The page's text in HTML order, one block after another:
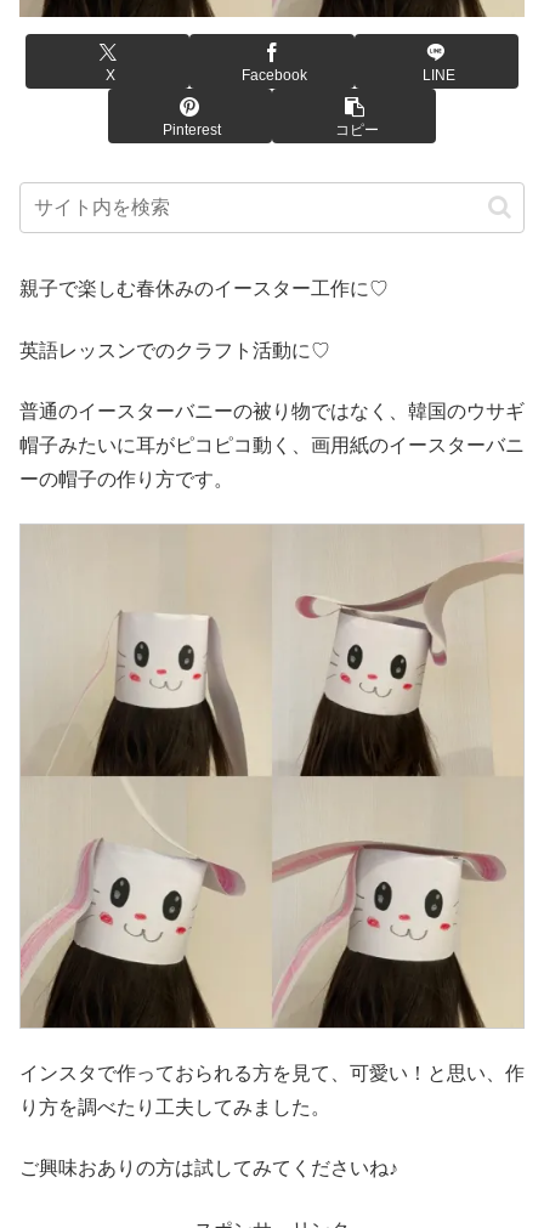
X Facebook LINE
Pinterest コピー
親子で楽しむ春休みのイースター工作に♡
英語レッスンでのクラフト活動に♡
普通のイースターバニーの被り物ではなく、韓国のウサギ
帽子みたいに耳がピコピコ動く、画用紙のイースターバニ
ーの帽子の作り方です。
インスタで作っておられる方を見て、可愛い！と思い、作
り方を調べたり工夫してみました。
ご興味おありの方は試してみてくださいね♪